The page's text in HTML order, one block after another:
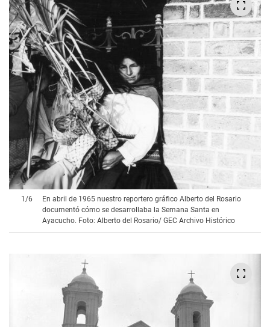
1 /6
En abril de 1965 nuestro reportero gráfico Alberto del Rosario
documentó cómo se desarrollaba la Semana Santa en
Ayacucho. Foto: Alberto del Rosario/ GEC Archivo Histórico